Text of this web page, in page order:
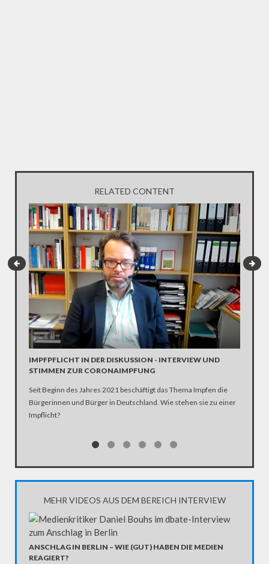
RELATED CONTENT
IMPFPFLICHT IN DER DISKUSSION - INTERVIEW UND
STIMMEN ZUR CORONAIMPFUNG
Seit Beginn des Jahres 2021 beschäftigt das Thema Impfen die
Bürgerinnen und Bürger in Deutschland. Wie stehen sie zu einer
Impflicht?
MEHR VIDEOS AUS DEM BEREICH INTERVIEW
ANSCHLAG IN BERLIN – WIE (GUT) HABEN DIE MEDIEN
REAGIERT?